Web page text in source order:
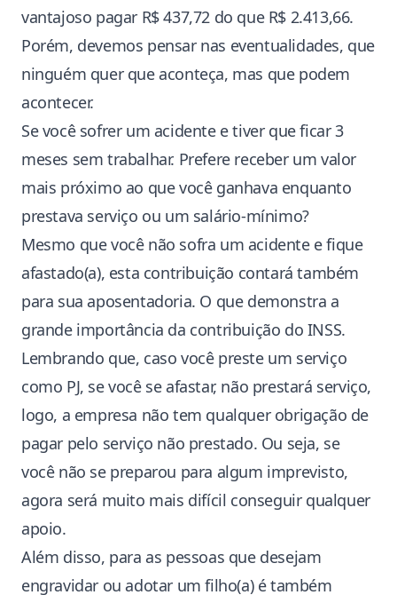
vantajoso pagar R$ 437,72 do que R$ 2.413,66.
Porém, devemos pensar nas eventualidades, que
ninguém quer que aconteça, mas que podem
acontecer.
Se você sofrer um acidente e tiver que ficar 3
meses sem trabalhar. Prefere receber um valor
mais próximo ao que você ganhava enquanto
prestava serviço ou um salário-mínimo?
Mesmo que você não sofra um acidente e fique
afastado(a), esta contribuição contará também
para sua aposentadoria. O que demonstra a
grande importância da contribuição do INSS.
Lembrando que, caso você preste um serviço
como PJ, se você se afastar, não prestará serviço,
logo, a empresa não tem qualquer obrigação de
pagar pelo serviço não prestado. Ou seja, se
você não se preparou para algum imprevisto,
agora será muito mais difícil conseguir qualquer
apoio.
Além disso, para as pessoas que desejam
engravidar ou adotar um filho(a) é também